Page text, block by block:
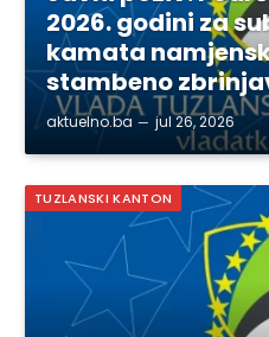
2026. godini za
kamata
stambeno
aktuelno.ba jul 26, 2026
TUZLANSKI KANTON